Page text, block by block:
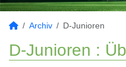
Archiv D-Junioren
D-Junioren :